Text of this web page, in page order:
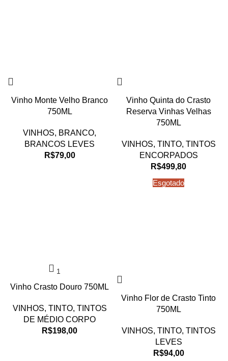
Vinho Monte Velho Branco
750ML
VINHOS, BRANCO,
BRANCOS LEVES
R$79,00
Vinho Quinta do Crasto
Reserva Vinhas Velhas
750ML
VINHOS, TINTO, TINTOS
ENCORPADOS
R$499,80
Vinho Crasto Douro 750ML
VINHOS, TINTO, TINTOS
DE MÉDIO CORPO
R$198,00
Esgotado
Vinho Flor de Crasto Tinto
750ML
VINHOS, TINTO, TINTOS
LEVES
R$94,00